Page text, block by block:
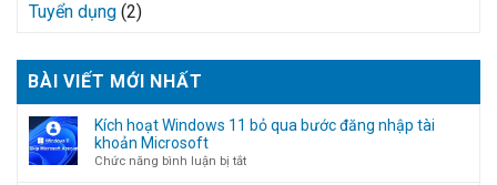
Tuyển dụng (2)
BÀI VIẾT MỚI NHẤT
Kích hoạt Windows 11 bỏ qua bước đăng nhập tài
khoản Microsoft
Chức năng bình luận bị tắtở